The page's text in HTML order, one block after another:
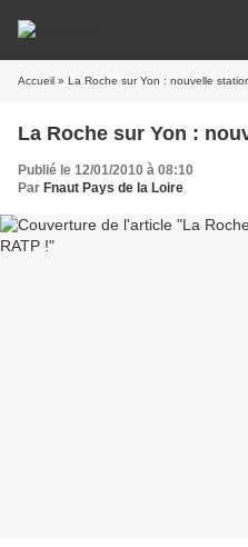
Accueil » La Roche sur Yon : nouvelle
La Roche sur Yon :
Publié le 12/01/2010 à 08:10
Par Fnaut Pays de la Loire